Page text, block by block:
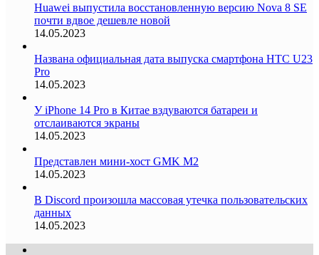
Huawei выпустила восстановленную версию Nova 8 SE
почти вдвое дешевле новой
14.05.2023
Названа официальная дата выпуска смартфона HTC U23
Pro
14.05.2023
У iPhone 14 Pro в Китае вздуваются батареи и
отслаиваются экраны
14.05.2023
Представлен мини-хост GMK M2
14.05.2023
В Discord произошла массовая утечка пользовательских
данных
14.05.2023